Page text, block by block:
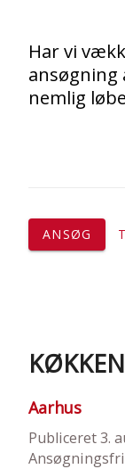
Har vi
ansøgning
nemlig
ANSØG
Aarhus
Publiceret 3.